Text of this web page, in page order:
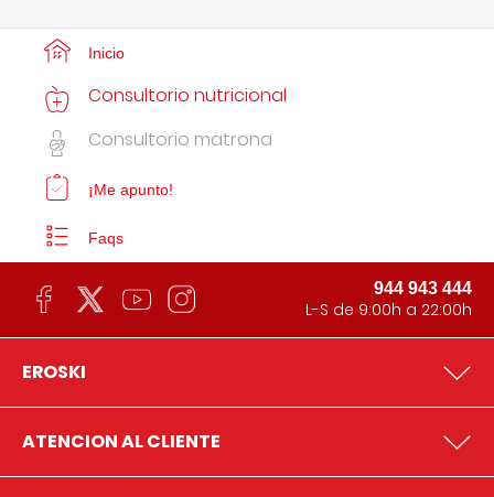
Inicio
Consultorio nutricional
Consultorio matrona
¡Me apunto!
Faqs
944 943 444
L-S de 9:00h a 22:00h
EROSKI
ATENCION AL CLIENTE